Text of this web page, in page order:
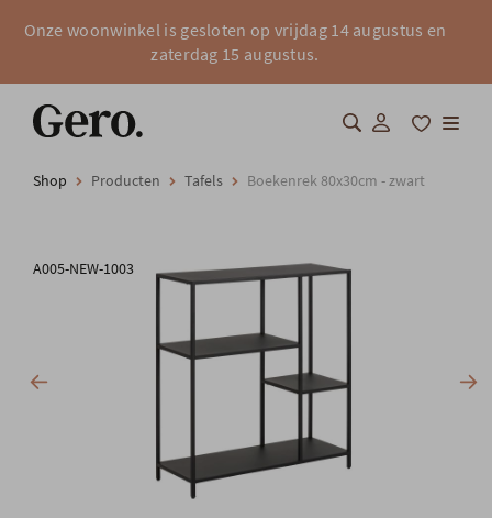
Onze woonwinkel is gesloten op vrijdag 14 augustus en
zaterdag 15 augustus.
Totaalinrichting
Shop Producten Tafels Boekenrek 80x30cm - zwart
A005-NEW-1003